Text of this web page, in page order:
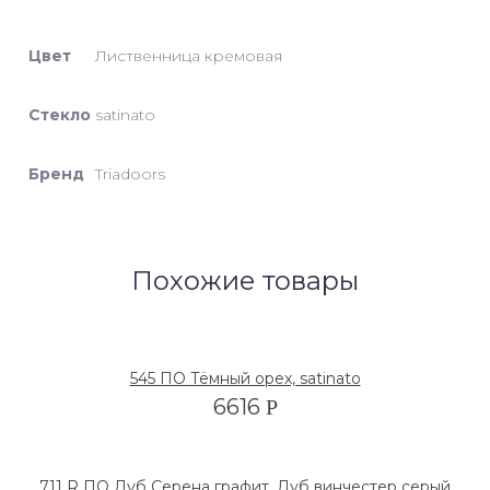
Цвет Лиственница кремовая
Стекло satinato
Бренд Triadoors
Похожие товары
545 ПО Тёмный орех, satinato
6616 Р